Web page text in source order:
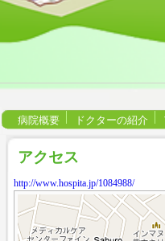
病院概要 ドクターの紹介
アクセス
http://www.hospita.jp/1084988/